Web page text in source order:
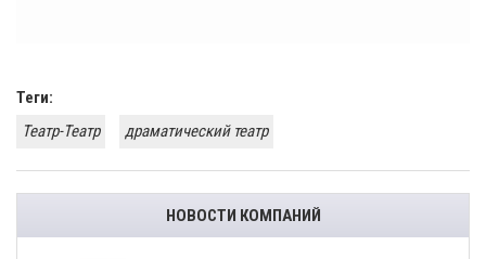
Теги:
Театр-Театр
драматический театр
НОВОСТИ КОМПАНИЙ